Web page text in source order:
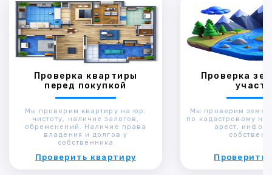
Проверка квартиры
перед покупкой
Мы проверим квартиру на юр.
чистоту, наличие залогов,
обременений. Наличие права
владения и долгов у
собственника
Проверить квартиру
Проверка
Мы проверим
по кадастровому
арест,
Проверить